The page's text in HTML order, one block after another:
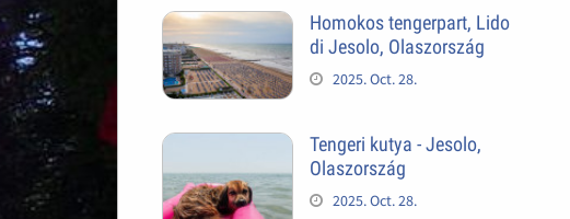
Homokos tengerpart, Lido
di Jesolo, Olaszország
2025. Oct. 28.
Tengeri kutya - Jesolo,
Olaszország
2025. Oct. 28.